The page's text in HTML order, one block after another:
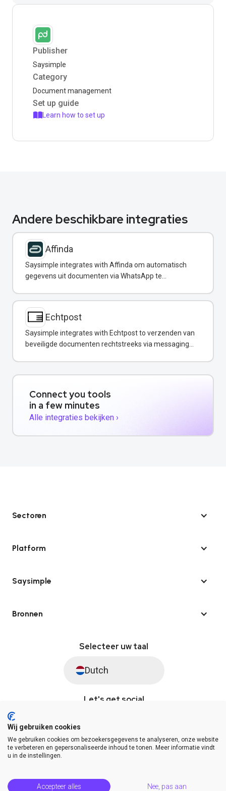
Publisher
Saysimple
Category
Document management
Set up guide
Learn how to set up
Andere beschikbare integraties
Affinda
Saysimple integrates with Affinda om automatisch
gegevens uit documenten via WhatsApp te
Echtpost
Saysimple integrates with Echtpost to verzenden van
beveiligde documenten rechtstreeks via messaging
Connect you tools
in a few minutes
Alle integraties bekijken ›
Sectoren
Platform
Saysimple
Bronnen
Selecteer uw taal
Dutch
Let's get social
© Saysimple 2026 · WhatsApp Automation Platform
Algemene voorwaardenDPAPrivacy statement
Release Notes
Wij gebruiken cookies
We gebruiken cookies om bezoekersgegevens te analyseren, onze website
te verbeteren en gepersonaliseerde inhoud te tonen. Meer informatie vindt
u in de instellingen.
Accepteer alles Nee, pas aan